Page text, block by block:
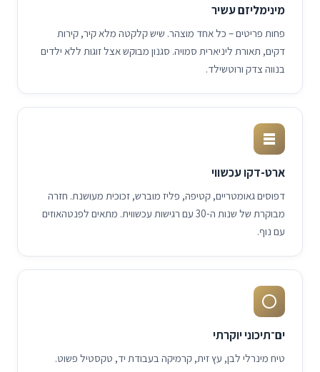
מינימליזם עשיר
פחות פריטים – כל אחד מוצהר. שיש קלקטה מלא קיר, קירות
דקים, תאורת ליניארית סמויה. סגנון מבוקש אצל זוגות ללא ילדים
בנווה צדק ורוטשילד.
ארט-דקו עכשווי
דפוסים גאומטריים, קטיפה, פליז מוברש, זכוכית מעושנת. חזרה
מבוקרת של שנות ה-30 עם רגישות עכשווית. מתאים לפנטהאוזים
עם נוף.
ים־תיכוני יוקרתי
טיח מינרלי לבן, עץ זית, קרמיקה בעבודת יד, טקסטיל פשוט.